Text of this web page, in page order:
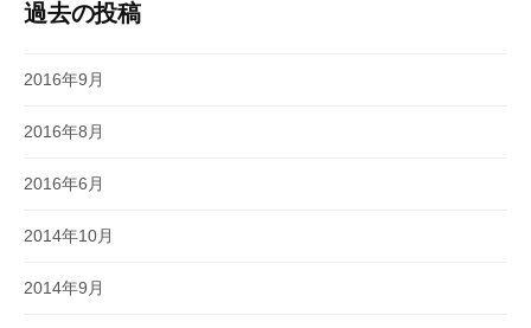
過去の投稿
2016年9月
2016年8月
2016年6月
2014年10月
2014年9月